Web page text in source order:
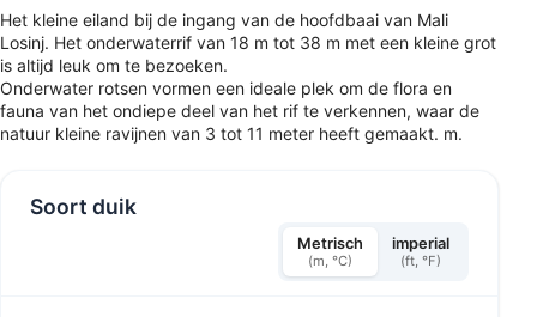
Het kleine eiland bij de ingang van de hoofdbaai van Mali
Losinj. Het onderwaterrif van 18 m tot 38 m met een kleine grot
is altijd leuk om te bezoeken.
Onderwater rotsen vormen een ideale plek om de flora en
fauna van het ondiepe deel van het rif te verkennen, waar de
natuur kleine ravijnen van 3 tot 11 meter heeft gemaakt. m.
Soort duik
Metrisch
(m, °C)
imperial
(ft, °F)